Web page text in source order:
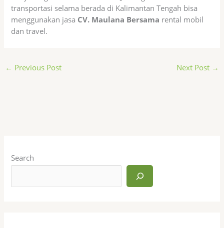
transportasi selama berada di Kalimantan Tengah bisa
menggunakan jasa CV. Maulana Bersama rental mobil
dan travel.
← Previous Post Next Post →
Search